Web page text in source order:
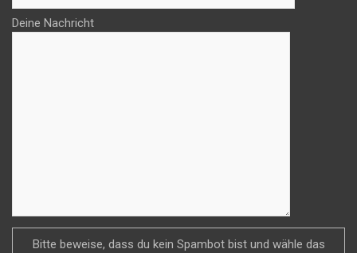
Deine Nachricht
Bitte beweise, dass du kein Spambot bist und wähle das